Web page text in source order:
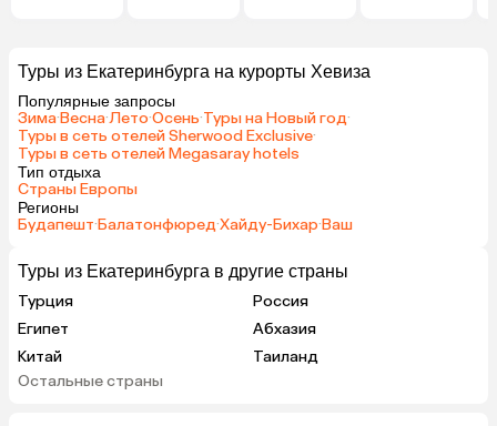
Туры из Екатеринбурга на курорты Хевиза
Популярные запросы
Зима·Весна·Лето·Осень·Туры на Новый год·
Туры в сеть отелей Sherwood Exclusive·
Туры в сеть отелей Megasaray hotels
Тип отдыха
Страны Европы
Регионы
Будапешт·Балатонфюред·Хайду-Бихар·Ваш
Туры из Екатеринбурга в другие страны
Турция
Россия
Египет
Абхазия
Китай
Таиланд
Вьетнам
Остальные страны